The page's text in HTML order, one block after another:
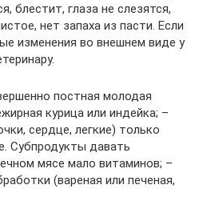
блестит, глаза не слезятся,
нет запаха из пасти. Если
изменения во внешнем виде у
постная молодая
курица или индейка; –
сердце, легкие) только
Субпродукты давать
мясе мало витаминов; –
(вареная или печеная,